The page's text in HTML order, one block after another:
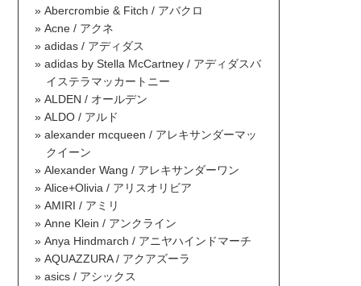
Abercrombie & Fitch / アバクロ
Acne / アクネ
adidas / アディダス
adidas by Stella McCartney / アディダスバ
イステラマッカートニー
ALDEN / オールデン
ALDO / アルド
alexander mcqueen / アレキサンダーマッ
クイーン
Alexander Wang / アレキサンダーワン
Alice+Olivia / アリスオリビア
AMIRI / アミリ
Anne Klein / アンクライン
Anya Hindmarch / アニヤハインドマーチ
AQUAZZURA / アクアズーラ
asics / アシックス